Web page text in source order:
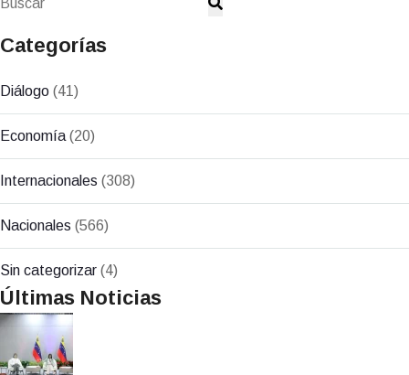
Categorías
Diálogo (41)
Economía (20)
Internacionales (308)
Nacionales (566)
Sin categorizar (4)
Últimas Noticias